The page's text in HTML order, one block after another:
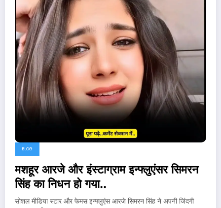
BLOG
मशहूर आरजे और इंस्टाग्राम इन्फ्लुएंसर सिमरन
सिंह का निधन हो गया..
सोशल मीडिया स्टार और फेमस इन्फ्लुएंस आरजे सिमरन सिंह ने अपनी जिंदगी